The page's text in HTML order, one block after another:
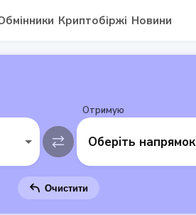
Криптобіржі Новини
Отримую
Оберіть напрямок
Очистити